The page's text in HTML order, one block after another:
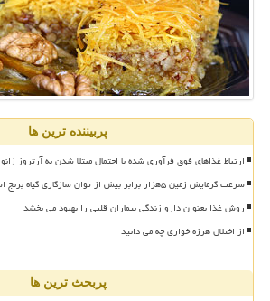
پربیننده ترین ها
ارتباط غذاهای فوق فرآوری شده با احتمال مبتلا شدن به آرتروز زانو
سرعت گرمایش زمین ۵هزار برابر بیش از توان سازگاری گیاه برنج است
روش غذا بعنوان دارو زندگی بیماران قلبی را بهبود می بخشد
از اختلال هرزه خواری چه می دانید
پربحث ترین ها